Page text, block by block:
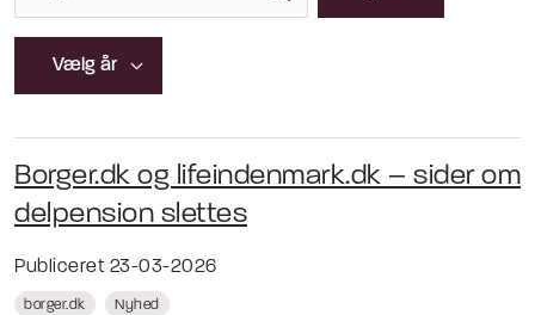
Borger.dk og lifeindenmark.dk – sider om
delpension slettes
Publiceret 23-03-2026
borger.dk Nyhed